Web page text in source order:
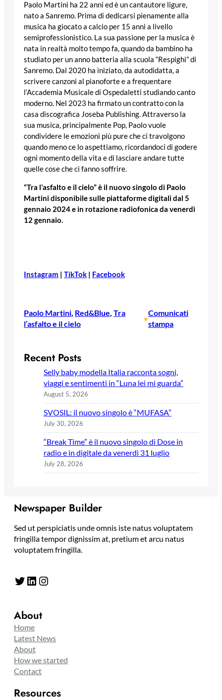
Paolo Martini ha 22 anni ed è un cantautore ligure,
nato a Sanremo. Prima di dedicarsi pienamente alla
musica ha giocato a calcio per 15 anni a livello
semiprofessionistico. La sua passione per la musica è
nata in realtà molto tempo fa, quando da bambino ha
studiato per un anno batteria alla scuola “Respighi” di
Sanremo. Dal 2020 ha iniziato, da autodidatta, a
scrivere canzoni al pianoforte e a frequentare
l’Accademia Musicale di Ospedaletti studiando canto
moderno. Nel 2023 ha firmato un contratto con la
casa discografica Joseba Publishing. Attraverso la
sua musica, principalmente Pop, Paolo vuole
condividere le emozioni più pure che ci travolgono
quando meno ce lo aspettiamo, ricordandoci di godere
ogni momento della vita e di lasciare andare tutte
quelle cose che ci fanno soffrire.
“Tra l’asfalto e il cielo” è il nuovo singolo di Paolo
Martini disponibile sulle piattaforme digitali dal 5
gennaio 2024 e in rotazione radiofonica da venerdì
12 gennaio.
Instagram | TikTok | Facebook
Paolo Martini, Red&Blue, Tra
l’asfalto e il cielo
•
Comunicati
stampa
Recent Posts
Selly baby modella Italia racconta sogni,
viaggi e sentimenti in “Luna lei mi guarda”
August 5, 2026
SVOSIL: il nuovo singolo è “MUFASA”
July 30, 2026
“Break Time” è il nuovo singolo di Dose in
radio e in digitale da venerdì 31 luglio
July 28, 2026
Newspaper Builder
Sed ut perspiciatis unde omnis iste natus voluptatem
fringilla tempor dignissim at, pretium et arcu natus
voluptatem fringilla.
Twitter LinkedIn Instagram
About
Home
Latest News
About
How we started
Contact
Resources